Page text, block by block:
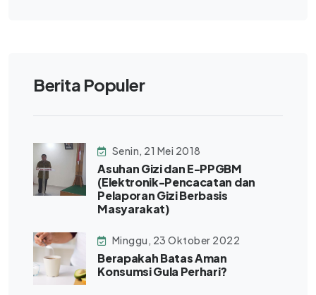
Berita Populer
Senin, 21 Mei 2018
Asuhan Gizi dan E-PPGBM
(Elektronik-Pencacatan dan
Pelaporan Gizi Berbasis
Masyarakat)
Minggu, 23 Oktober 2022
Berapakah Batas Aman
Konsumsi Gula Perhari?